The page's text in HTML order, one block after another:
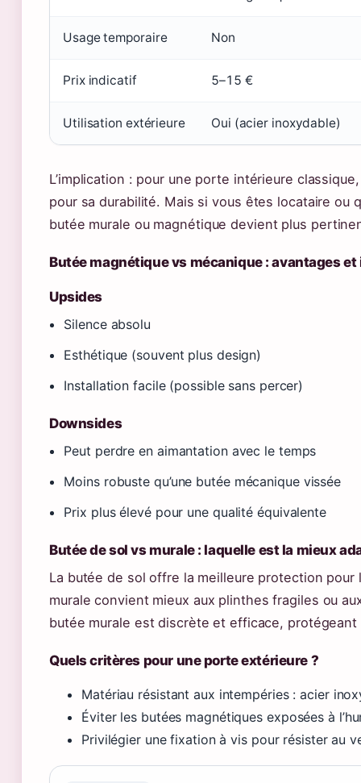
Usage temporaire Non
Prix indicatif 5–15 €
Utilisation extérieure Oui (acier inoxydable)
L’implication : pour une porte intérieure
pour sa durabilité. Mais si vous êtes locataire ou
butée murale ou magnétique devient plus
Butée magnétique vs mécanique : avantages
Upsides
Silence absolu
Esthétique (souvent plus design)
Installation facile (possible sans percer)
Downsides
Peut perdre en aimantation avec le temps
Moins robuste qu’une butée mécanique vissée
Prix plus élevé pour une qualité équivalente
Butée de sol vs murale : laquelle est la mieux
La butée de sol offre la meilleure protection
murale convient mieux aux plinthes fragiles ou
butée murale est discrète et efficace,
Quels critères pour une porte extérieure ?
Matériau résistant aux intempéries : acier
Éviter les butées magnétiques exposées à
Privilégier une fixation à vis pour résister au